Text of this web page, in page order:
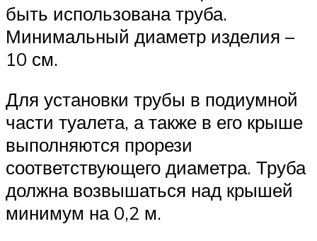
быть использована труба.
Минимальный диаметр изделия –
10 см.
Для установки трубы в подиумной
части туалета, а также в его крыше
выполняются прорези
соответствующего диаметра. Труба
должна возвышаться над крышей
минимум на 0,2 м.